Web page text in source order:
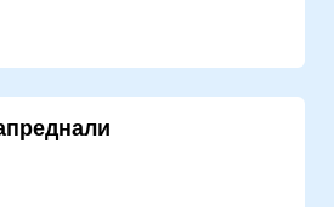
прозрения за напреднал
и стратегия.
техники за
данни.
на DAX.